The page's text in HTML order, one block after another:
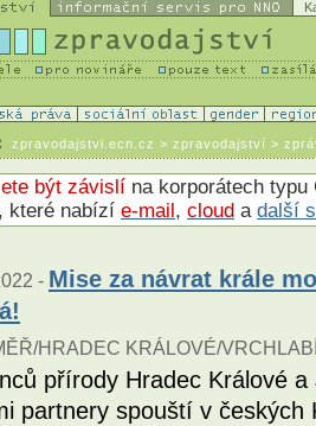
zpravodajstvi.ecn.cz > zpravodajství >
být závislí na korporátech
které nabízí e-mail, cloud a další
- Mise za návrat krále
HRADEC KRÁLOVÉ/
přírody Hradec Králové
partnery spouští v